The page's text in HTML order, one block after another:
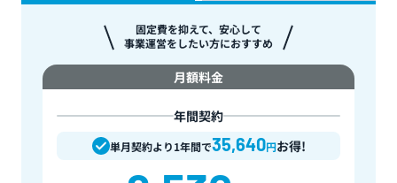
ベーシックプラン固定費を抑えて、安心して
事業運営をしたい方におすすめ
月額料金
年間契約
単月契約より1年間で35,640円お得!